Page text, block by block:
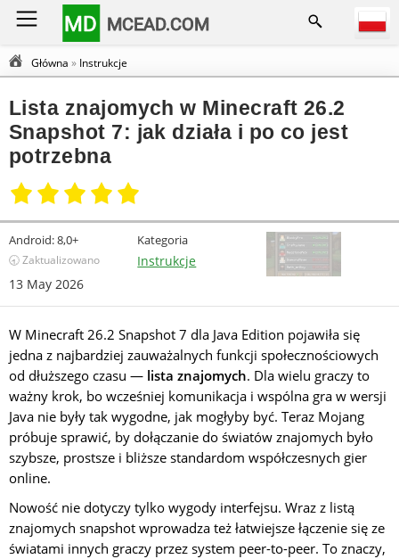
MD MCEAD.COM
Główna » Instrukcje
Lista znajomych w Minecraft 26.2
Snapshot 7: jak działa i po co jest
potrzebna
Android:8,0+
🕣 Zaktualizowano
13 May 2026
Kategoria
Instrukcje
W Minecraft 26.2 Snapshot 7 dla Java Edition pojawiła się
jedna z najbardziej zauważalnych funkcji społecznościowych
od dłuższego czasu — lista znajomych. Dla wielu graczy to
ważny krok, bo wcześniej komunikacja i wspólna gra w wersji
Java nie były tak wygodne, jak mogłyby być. Teraz Mojang
próbuje sprawić, by dołączanie do światów znajomych było
szybsze, prostsze i bliższe standardom współczesnych gier
online.
Nowość nie dotyczy tylko wygody interfejsu. Wraz z listą
znajomych snapshot wprowadza też łatwiejsze łączenie się ze
światami innych graczy przez system peer-to-peer. To znaczy,